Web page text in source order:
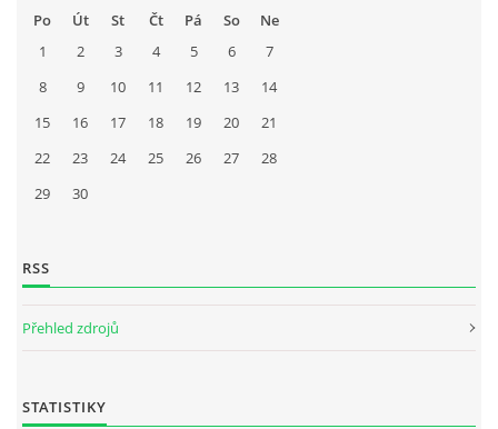
Po
Út St Čt Pá So
Ne
1
2 3 4 5 6
7
8
9 10 11 12 13
14
15
16 17 18 19 20
21
22
23 24 25 26 27
28
29
30
RSS
Přehled zdrojů
STATISTIKY